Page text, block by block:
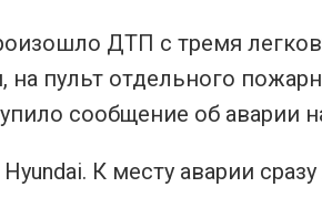
ДТП с тремя
пульт отдельного
сообщение об аварии
К месту аварии